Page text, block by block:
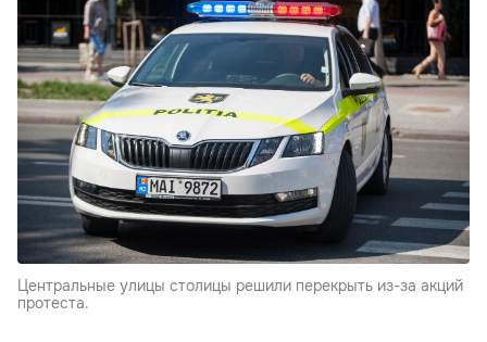
Центральные улицы столицы решили перекрыть из-за акций
протеста.